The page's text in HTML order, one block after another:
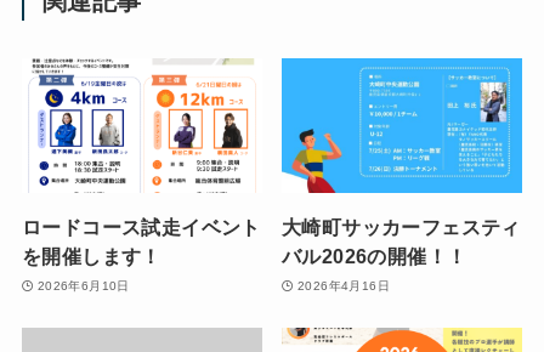
ロードコース試走イベント
を開催します！
2026年6月10日
大崎町サッカーフェスティ
バル2026の開催！！
2026年4月16日